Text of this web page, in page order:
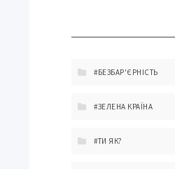
#БЕЗБАР'ЄРНІСТЬ
#ЗЕЛЕНА КРАЇНА
#ТИ ЯК?